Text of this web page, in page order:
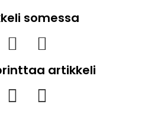
somessa
artikkeli